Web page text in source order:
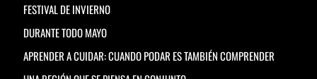
FESTIVAL DE INVIERNO
DURANTE TODO MAYO
APRENDER A CUIDAR: CUANDO PODAR ES TAMBIÉN COMPRENDER